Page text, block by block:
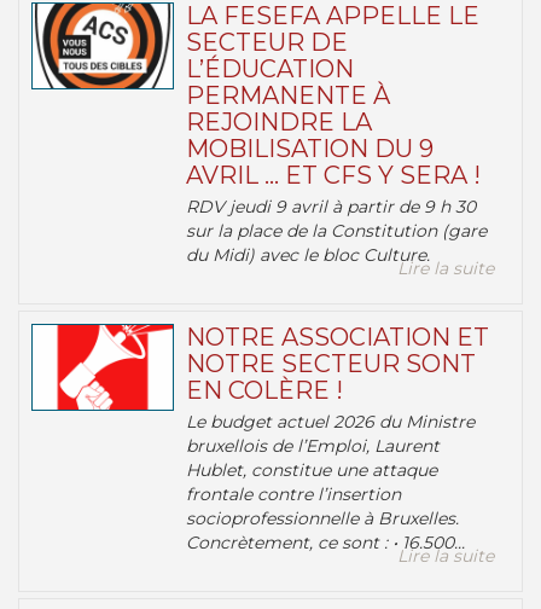
LA FESEFA APPELLE LE
SECTEUR DE
L’ÉDUCATION
PERMANENTE À
REJOINDRE LA
MOBILISATION DU 9
AVRIL … ET CFS Y SERA !
RDV jeudi 9 avril à partir de 9 h 30
sur la place de la Constitution (gare
du Midi) avec le bloc Culture.
Lire la suite
NOTRE ASSOCIATION ET
NOTRE SECTEUR SONT
EN COLÈRE !
Le budget actuel 2026 du Ministre
bruxellois de l’Emploi, Laurent
Hublet, constitue une attaque
frontale contre l’insertion
socioprofessionnelle à Bruxelles.
Concrètement, ce sont : • 16.500...
Lire la suite